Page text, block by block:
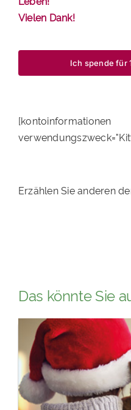
Vielen Dank!
Ich spende für
[kontoinformationen
Erzählen Sie anderen
Das könnte Sie